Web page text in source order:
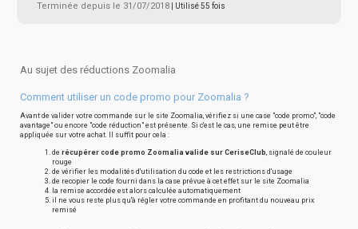
Terminée depuis le 31/07/2018 | Utilisé 55 fois
Au sujet des réductions Zoomalia
Comment utiliser un code promo pour Zoomalia ?
Avant de valider votre commande sur le site Zoomalia, vérifiez si une case "code promo", "code
avantage" ou encore "code réduction" est présente. Si c'est le cas, une remise peut être
appliquée sur votre achat. Il suffit pour cela :
de récupérer code promo Zoomalia valide sur CeriseClub, signalé de couleur
rouge
de vérifier les modalités d'utilisation du code et les restrictions d'usage
de recopier le code fourni dans la case prévue à cet effet sur le site Zoomalia
la remise accordée est alors calculée automatiquement
il ne vous reste plus qu'à régler votre commande en profitant du nouveau prix
remisé